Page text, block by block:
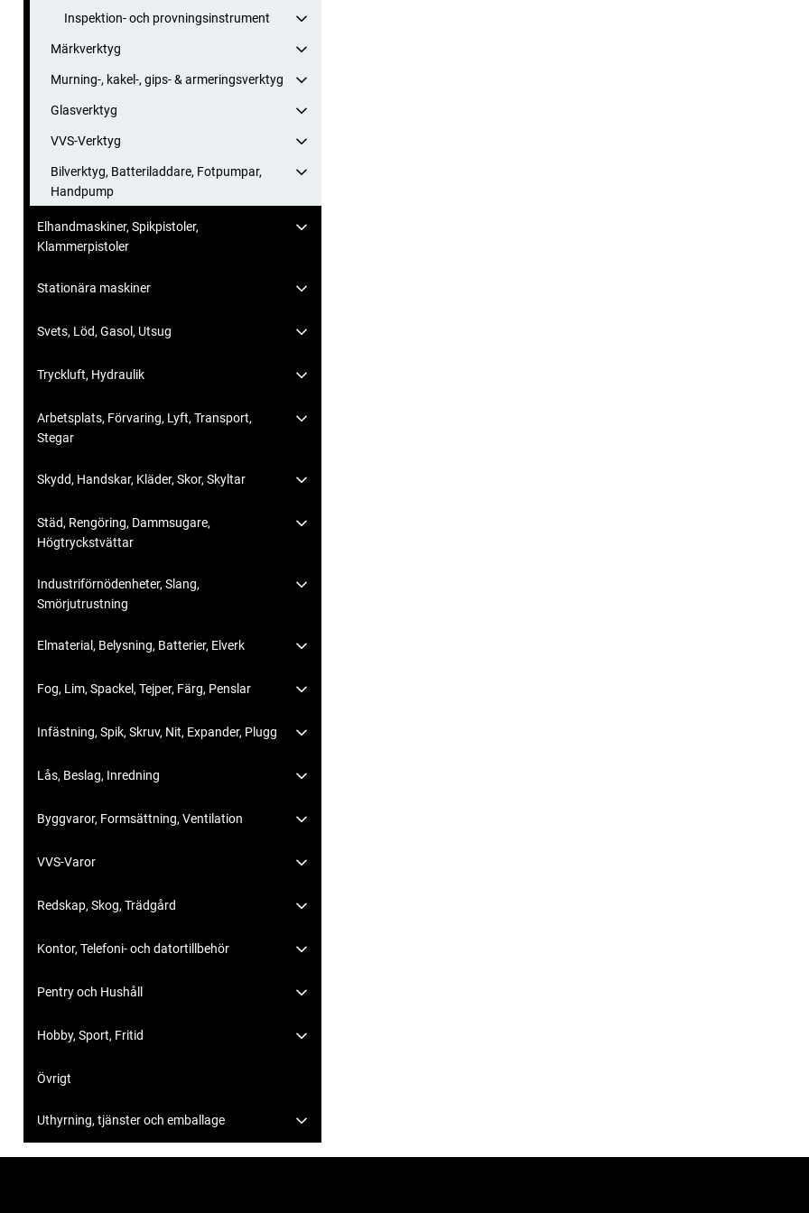
Inspektion- och provningsinstrument
Märkverktyg
Murning-, kakel-, gips- & armeringsverktyg
Glasverktyg
VVS-Verktyg
Bilverktyg, Batteriladdare, Fotpumpar,
Handpump
Elhandmaskiner, Spikpistoler,
Klammerpistoler
Stationära maskiner
Svets, Löd, Gasol, Utsug
Tryckluft, Hydraulik
Arbetsplats, Förvaring, Lyft, Transport,
Stegar
Skydd, Handskar, Kläder, Skor, Skyltar
Städ, Rengöring, Dammsugare,
Högtryckstvättar
Industriförnödenheter, Slang,
Smörjutrustning
Elmaterial, Belysning, Batterier, Elverk
Fog, Lim, Spackel, Tejper, Färg, Penslar
Infästning, Spik, Skruv, Nit, Expander, Plugg
Lås, Beslag, Inredning
Byggvaror, Formsättning, Ventilation
VVS-Varor
Redskap, Skog, Trädgård
Kontor, Telefoni- och datortillbehör
Pentry och Hushåll
Hobby, Sport, Fritid
Övrigt
Uthyrning, tjänster och emballage